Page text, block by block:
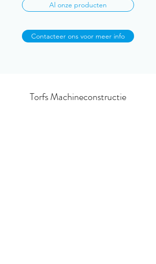
Al onze producten
Contacteer ons voor meer info
Torfs Machineconstructie